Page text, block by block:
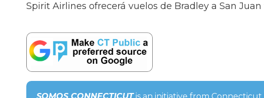
Spirit Airlines ofrecerá vuelos de Bradley a San